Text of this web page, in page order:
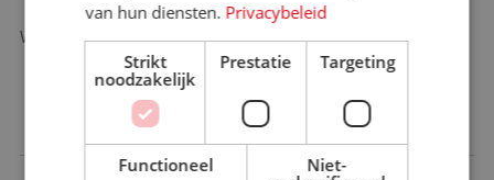
Wij kijken uit naar je reactie.
van hun diensten. Privacybeleid
Strikt
noodzakelijk
Prestatie Targeting
Functioneel
Niet-